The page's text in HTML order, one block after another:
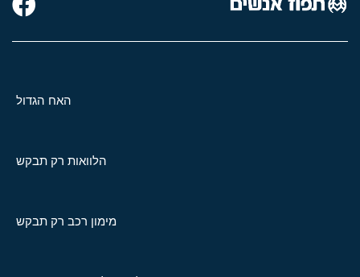
האח הגדול
הלוואות רק תבקש
מימון רכב רק תבקש